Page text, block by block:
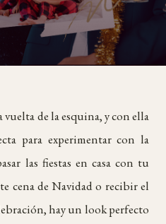
vuelta de la esquina, y con ella
para experimentar con la
las fiestas en casa con tu
cena de Navidad o recibir el
hay un look perfecto